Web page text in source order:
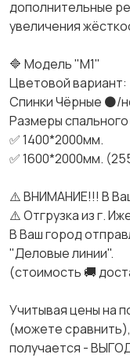
дополнительные
увеличения
🔷 Модель "М1"
Цветовой вариант:
Спинки Чёрные ⚫/
Размеры
✅ 1400*2000мм.
✅ 1600*2000мм.
⚠️ ВНИМАНИЕ!!! В
⚠️ Отгрузка из г.
В Ваш город
"Деловые линии".
(стоимость 🚚
Учитывая цены на
(можете
получается -